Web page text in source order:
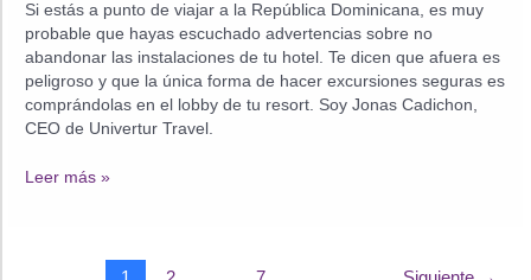
and
Exit
in
15
Minutes
Si estás a punto de viajar a la República Dominicana, es muy
probable que hayas escuchado advertencias sobre no
abandonar las instalaciones de tu hotel. Te dicen que afuera es
peligroso y que la única forma de hacer excursiones seguras es
comprándolas en el lobby de tu resort. Soy Jonas Cadichon,
CEO de Univertur Travel.
¿Es
Leer más »